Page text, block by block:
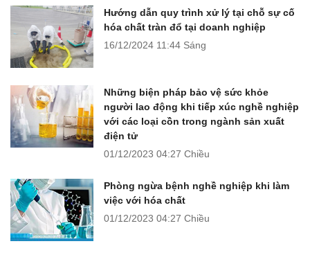
Hướng dẫn quy trình xử lý tại chỗ sự cố
hóa chất tràn đổ tại doanh nghiệp
16/12/2024 11:44 Sáng
Những biện pháp bảo vệ sức khỏe
người lao động khi tiếp xúc nghề nghiệp
với các loại cồn trong ngành sản xuất
điện tử
01/12/2023 04:27 Chiều
Phòng ngừa bệnh nghề nghiệp khi làm
việc với hóa chất
01/12/2023 04:27 Chiều